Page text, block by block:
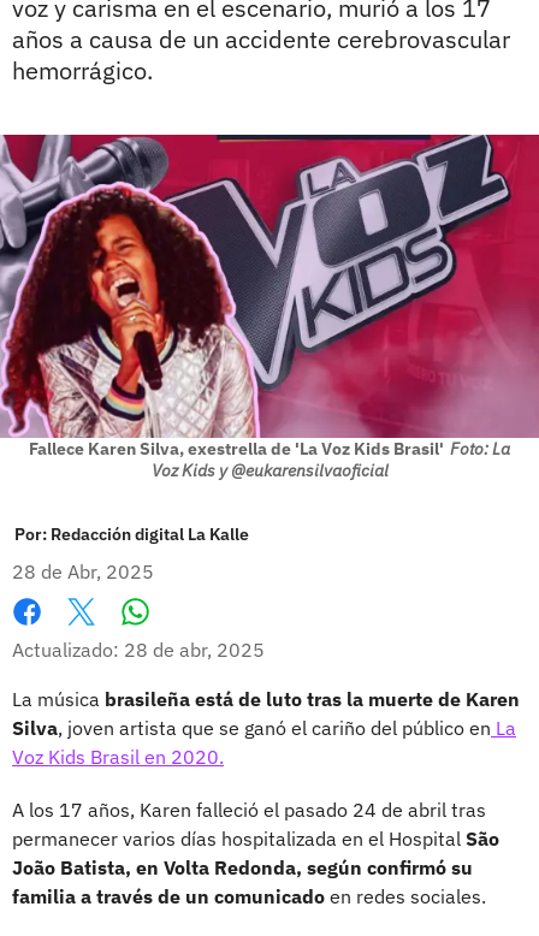
voz y carisma en el escenario, murió a los 17
años a causa de un accidente cerebrovascular
hemorrágico.
Fallece Karen Silva, exestrella de 'La Voz Kids Brasil' Foto: La
Voz Kids y @eukarensilvaoficial
Por: Redacción digital La Kalle
28 de Abr, 2025
Facebook
X
Actualizado: 28 de abr, 2025
La música brasileña está de luto tras la muerte de Karen
Silva, joven artista que se ganó el cariño del público en La
Voz Kids Brasil en 2020.
A los 17 años, Karen falleció el pasado 24 de abril tras
permanecer varios días hospitalizada en el Hospital São
João Batista, en Volta Redonda, según confirmó su
familia a través de un comunicado en redes sociales.